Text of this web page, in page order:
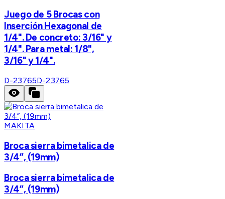
Juego de 5 Brocas con
Inserción Hexagonal de
1/4". De concreto: 3/16" y
1/4". Para metal: 1/8",
3/16" y 1/4".
D-23765D-23765
MAKITA
Broca sierra bimetalica de
3/4”, (19mm)
Broca sierra bimetalica de
3/4”, (19mm)